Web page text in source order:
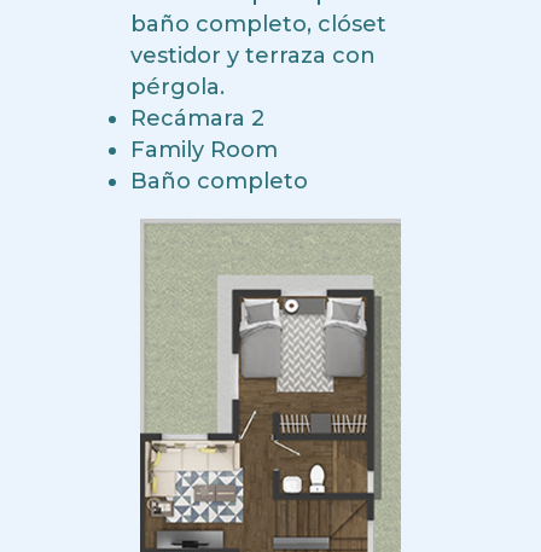
baño completo, clóset
vestidor y terraza con
pérgola.
Recámara 2
Family Room
Baño completo